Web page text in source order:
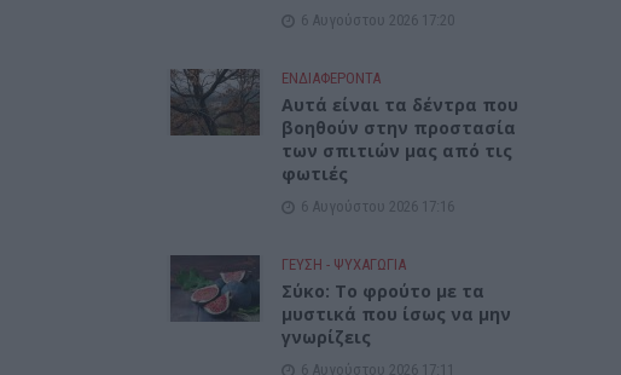
6 Αυγούστου 2026 17:20
ΕΝΔΙΑΦΕΡΟΝΤΑ
Αυτά είναι τα δέντρα που
βοηθούν στην προστασία
των σπιτιών μας από τις
φωτιές
6 Αυγούστου 2026 17:16
ΓΕΎΣΗ - ΨΥΧΑΓΩΓΊΑ
Σύκο: Το φρούτο με τα
μυστικά που ίσως να μην
γνωρίζεις
6 Αυγούστου 2026 17:11